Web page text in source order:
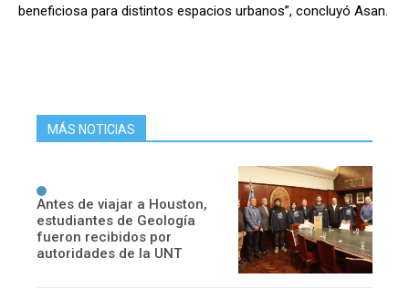
beneficiosa para distintos espacios urbanos”, concluyó Asan.
MÁS NOTICIAS
Antes de viajar a Houston,
estudiantes de Geología
fueron recibidos por
autoridades de la UNT